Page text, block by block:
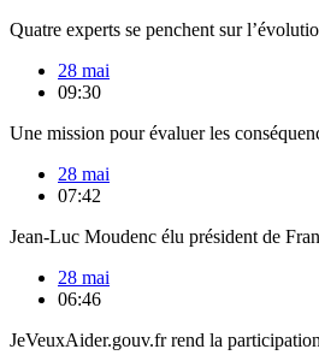
Quatre experts se penchent sur
28 mai
09:30
Une mission pour évaluer les
28 mai
07:42
Jean-Luc Moudenc élu président de
28 mai
06:46
JeVeuxAider.gouv.fr rend la